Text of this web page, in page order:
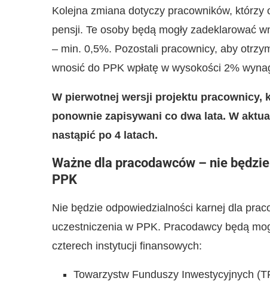
Kolejna zmiana dotyczy pracowników,
pensji. Te osoby będą mogły zadeklarować
– min. 0,5%. Pozostali pracownicy, aby
wnosić do PPK wpłatę w wysokości 2%
W pierwotnej wersji projektu pracownicy,
ponownie zapisywani co dwa lata. W
nastąpić po 4 latach.
Ważne dla pracodawców – nie
PPK
Nie będzie odpowiedzialności karnej dla
uczestniczenia w PPK. Pracodawcy będą
czterech instytucji finansowych:
Towarzystw Funduszy Inwestycyjnych